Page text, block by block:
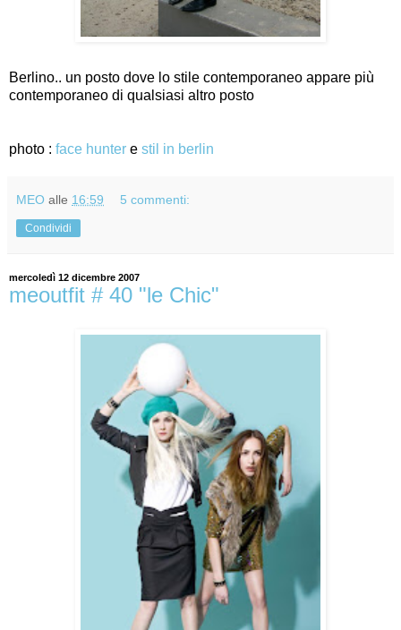
Berlino.. un posto dove lo stile contemporaneo appare più
contemporaneo di qualsiasi altro posto
photo : face hunter e stil in berlin
MEO alle 16:59 5 commenti:
Condividi
mercoledì 12 dicembre 2007
meoutfit # 40 "le Chic"